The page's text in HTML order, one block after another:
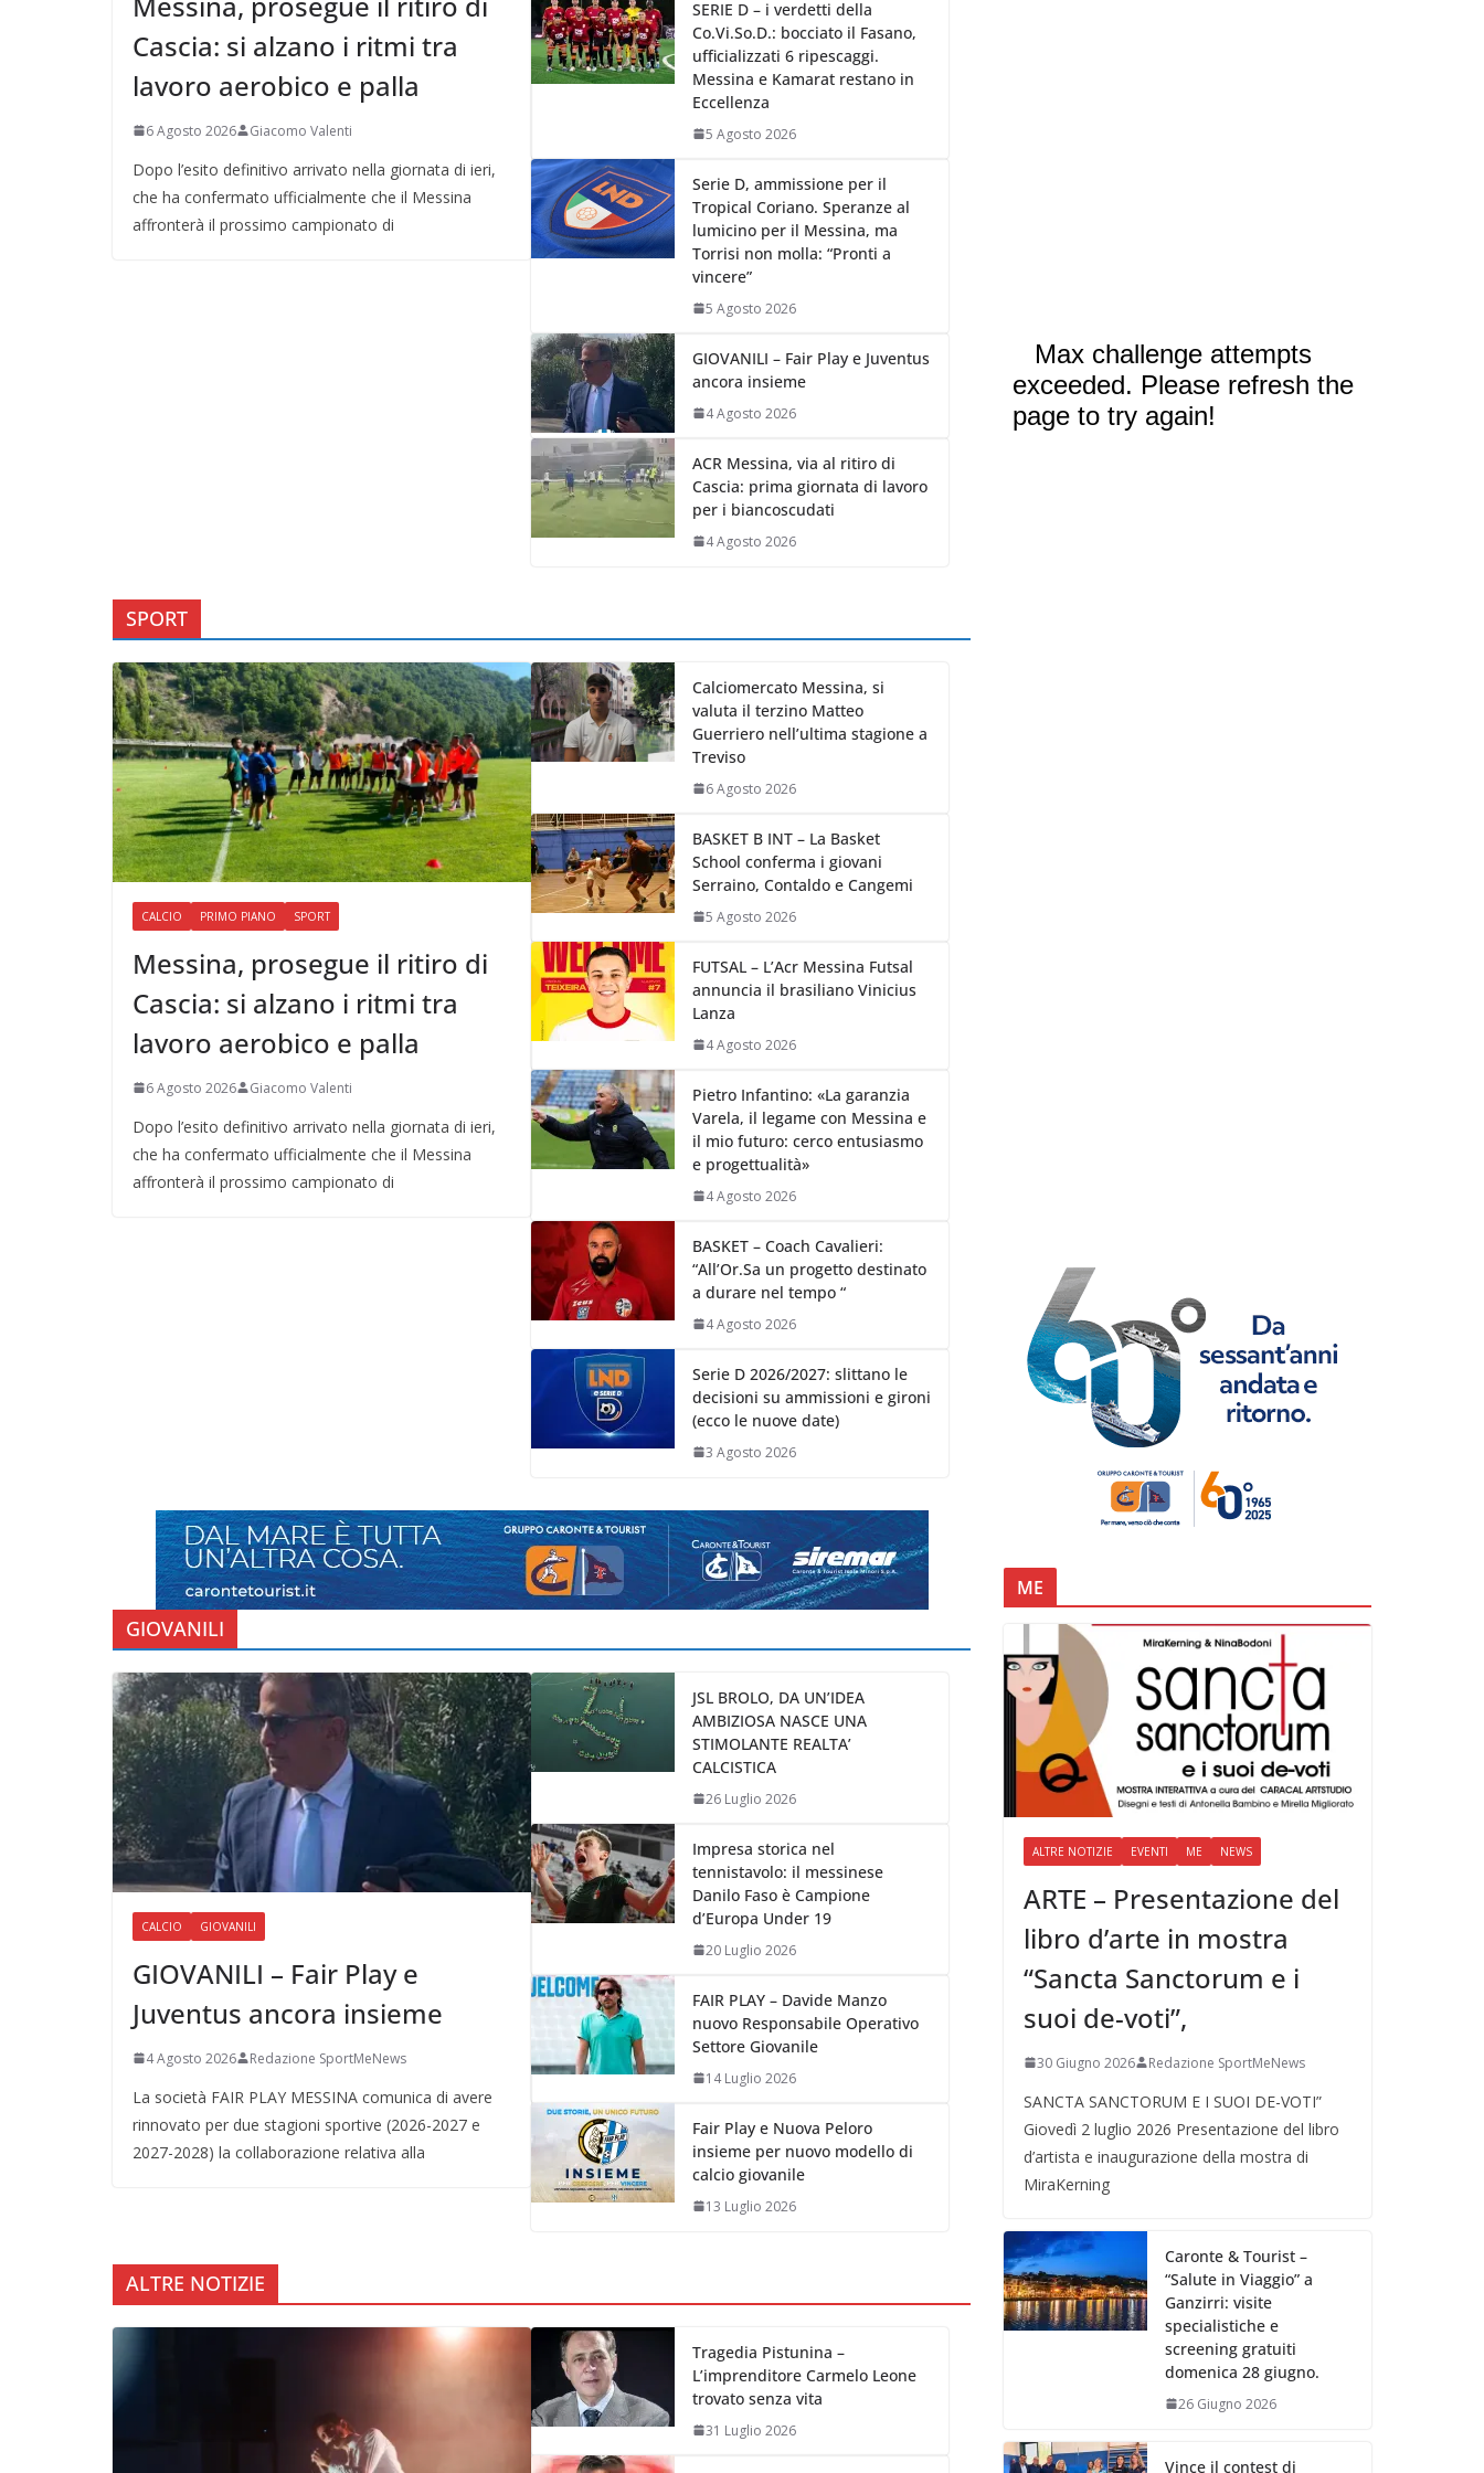
Cascia: si alzano i ritmi tra
lavoro aerobico e palla
6 Agosto 2026 Giacomo Valenti
Dopo l’esito definitivo arrivato nella giornata di ieri,
che ha confermato ufficialmente che il Messina
affronterà il prossimo campionato di
SERIE D – i verdetti della
Co.Vi.So.D.: bocciato il Fasano,
ufficializzati 6 ripescaggi.
Messina e Kamarat restano in
Eccellenza
5 Agosto 2026
Serie D, ammissione per il
Tropical Coriano. Speranze al
lumicino per il Messina, ma
Torrisi non molla: “Pronti a
vincere”
5 Agosto 2026
GIOVANILI – Fair Play e Juventus
ancora insieme
4 Agosto 2026
ACR Messina, via al ritiro di
Cascia: prima giornata di lavoro
per i biancoscudati
4 Agosto 2026
SPORT
CALCIO PRIMO PIANO SPORT
Messina, prosegue il ritiro di
Cascia: si alzano i ritmi tra
lavoro aerobico e palla
6 Agosto 2026 Giacomo Valenti
Dopo l’esito definitivo arrivato nella giornata di ieri,
che ha confermato ufficialmente che il Messina
affronterà il prossimo campionato di
Calciomercato Messina, si
valuta il terzino Matteo
Guerriero nell’ultima stagione a
Treviso
6 Agosto 2026
BASKET B INT – La Basket
School conferma i giovani
Serraino, Contaldo e Cangemi
5 Agosto 2026
FUTSAL – L’Acr Messina Futsal
annuncia il brasiliano Vinicius
Lanza
4 Agosto 2026
Pietro Infantino: «La garanzia
Varela, il legame con Messina e
il mio futuro: cerco entusiasmo
e progettualità»
4 Agosto 2026
BASKET – Coach Cavalieri:
“All’Or.Sa un progetto destinato
a durare nel tempo “
4 Agosto 2026
Serie D 2026/2027: slittano le
decisioni su ammissioni e gironi
(ecco le nuove date)
3 Agosto 2026
GIOVANILI
CALCIO GIOVANILI
GIOVANILI – Fair Play e
Juventus ancora insieme
4 Agosto 2026 Redazione SportMeNews
La società FAIR PLAY MESSINA comunica di avere
rinnovato per due stagioni sportive (2026-2027 e
2027-2028) la collaborazione relativa alla
JSL BROLO, DA UN’IDEA
AMBIZIOSA NASCE UNA
STIMOLANTE REALTA’
CALCISTICA
26 Luglio 2026
Impresa storica nel
tennistavolo: il messinese
Danilo Faso è Campione
d’Europa Under 19
20 Luglio 2026
FAIR PLAY – Davide Manzo
nuovo Responsabile Operativo
Settore Giovanile
14 Luglio 2026
Fair Play e Nuova Peloro
insieme per nuovo modello di
calcio giovanile
13 Luglio 2026
ALTRE NOTIZIE
Tragedia Pistunina –
L’imprenditore Carmelo Leone
trovato senza vita
31 Luglio 2026
ME
ALTRE NOTIZIE EVENTI ME NEWS
ARTE – Presentazione del
libro d’arte in mostra
“Sancta Sanctorum e i
suoi de-voti”,
30 Giugno 2026 Redazione SportMeNews
SANCTA SANCTORUM E I SUOI DE-VOTI”
Giovedì 2 luglio 2026 Presentazione del libro
d’artista e inaugurazione della mostra di
MiraKerning
Caronte & Tourist –
“Salute in Viaggio” a
Ganzirri: visite
specialistiche e
screening gratuiti
domenica 28 giugno.
26 Giugno 2026
Vince il contest di